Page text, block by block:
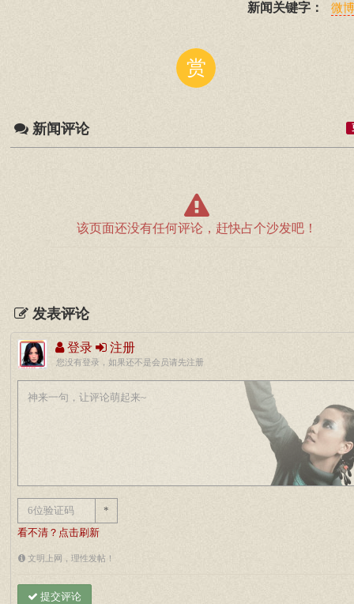
新闻关键字： 微
赏
新闻评论
该页面还没有任何评论，赶快占个沙发吧！
发表评论
登录 注册
您没有登录，如果还不是会员请先注册
*
看不清？点击刷新
文明上网，理性发帖！
提交评论